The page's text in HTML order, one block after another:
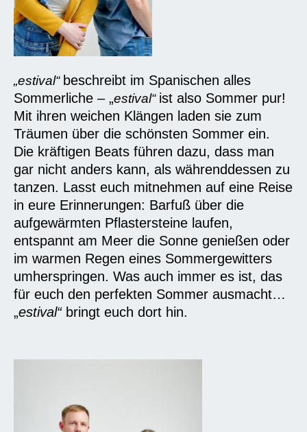
„estival“ beschreibt im Spanischen alles
Sommerliche – „estival“ ist also Sommer pur!
Mit ihren weichen Klängen laden sie zum
Träumen über die schönsten Sommer ein.
Die kräftigen Beats führen dazu, dass man
gar nicht anders kann, als währenddessen zu
tanzen. Lasst euch mitnehmen auf eine Reise
in eure Erinnerungen: Barfuß über die
aufgewärmten Pflastersteine laufen,
entspannt am Meer die Sonne genießen oder
im warmen Regen eines Sommergewitters
umherspringen. Was auch immer es ist, das
für euch den perfekten Sommer ausmacht…
„estival“ bringt euch dort hin.